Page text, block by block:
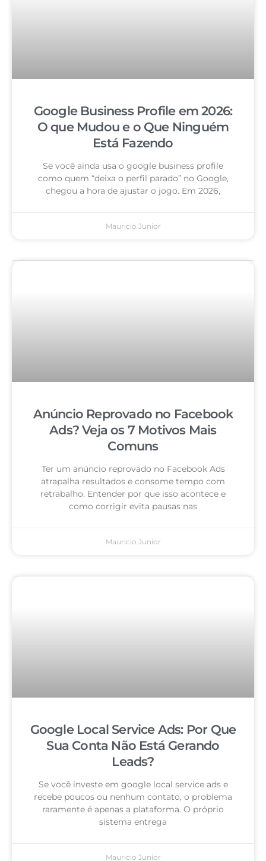
Google Business Profile em 2026:
O que Mudou e o Que Ninguém
Está Fazendo
Se você ainda usa o google business profile
como quem “deixa o perfil parado” no Google,
chegou a hora de ajustar o jogo. Em 2026,
Mauricio Junior
Anúncio Reprovado no Facebook
Ads? Veja os 7 Motivos Mais
Comuns
Ter um anúncio reprovado no Facebook Ads
atrapalha resultados e consome tempo com
retrabalho. Entender por que isso acontece e
como corrigir evita pausas nas
Mauricio Junior
Google Local Service Ads: Por Que
Sua Conta Não Está Gerando
Leads?
Se você investe em google local service ads e
recebe poucos ou nenhum contato, o problema
raramente é apenas a plataforma. O próprio
sistema entrega
Mauricio Junior